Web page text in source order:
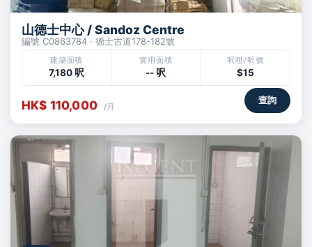
山德士中心 / Sandoz Centre
編號 C0863784 · 德士古道178-182號
建築面積
7,180 呎
實用面積
-- 呎
呎租/呎價
$15
HK$ 110,000 /月
查詢